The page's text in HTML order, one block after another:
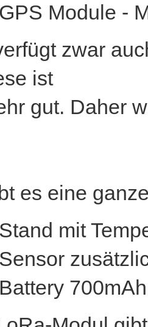
Module -
zwar
ist
gut. Daher
es eine
mit